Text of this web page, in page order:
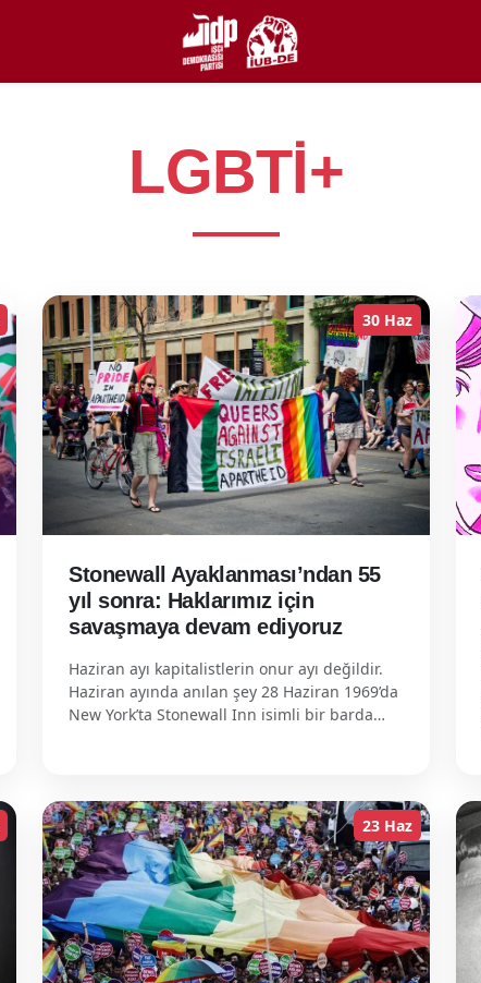
LGBTİ+
30 Haz
Stonewall Ayaklanması’ndan 55
yıl sonra: Haklarımız için
savaşmaya devam ediyoruz
Haziran ayı kapitalistlerin onur ayı değildir.
Haziran ayında anılan şey 28 Haziran 1969’da
New York’ta Stonewall Inn isimli bir barda…
23 Haz